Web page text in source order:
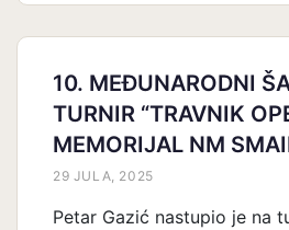
10. MEĐUNARODNI
TURNIR “TRAVNIK
MEMORIJAL NM
29 JULA, 2025
Petar Gazić nastupio je na